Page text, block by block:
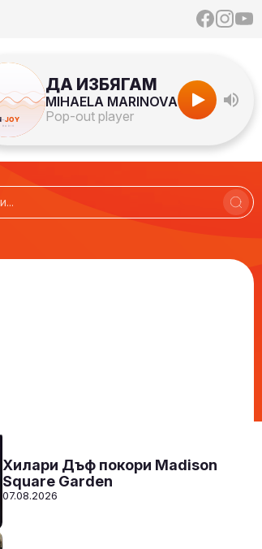
ДА ИЗБЯГАМ
MIHAELA MARINOVA
Pop-out player
Хилари Дъф покори Madison
Square Garden
07.08.2026